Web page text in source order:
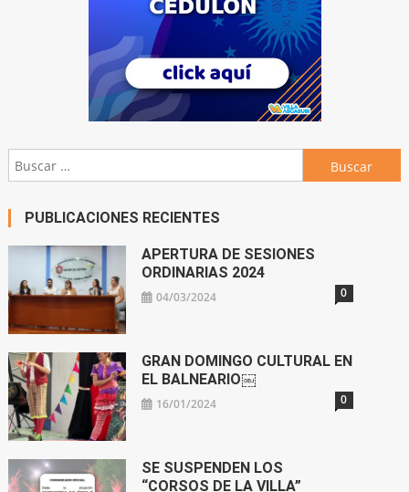
Buscar:
PUBLICACIONES RECIENTES
APERTURA DE SESIONES
ORDINARIAS 2024
04/03/2024 0
GRAN DOMINGO CULTURAL EN
EL BALNEARIO￼
16/01/2024 0
SE SUSPENDEN LOS
“CORSOS DE LA VILLA”